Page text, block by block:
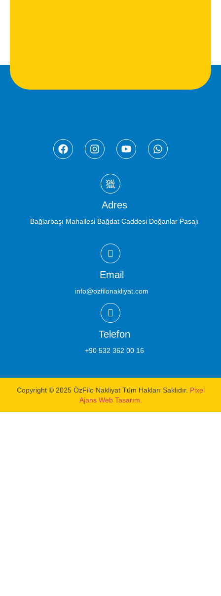
Adres
Bağlarbaşı Mahallesi Bağdat Caddesi Doğanlar Pasajı
Email
info@ozfilonakliyat.com
Telefon
+90 532 362 00 16
Copyright © 2025 ÖzFilo Nakliyat Tüm Hakları Saklıdır. Pixel
Ajans Web Tasarım.